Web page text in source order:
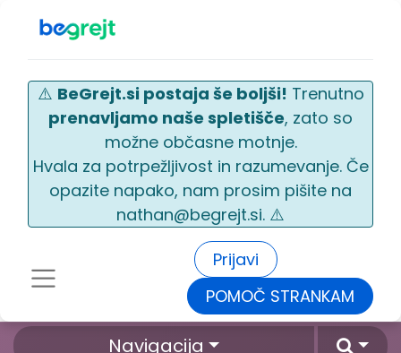
Prijavi
POMOČ STRANKAM
⚠️ BeGrejt.si postaja še boljši! Trenutno
prenavljamo naše spletišče, zato so
možne občasne motnje.
Hvala za potrpežljivost in razumevanje. Če
opazite napako, nam prosim pišite na
nathan@begrejt.si. ⚠️
Navigacija